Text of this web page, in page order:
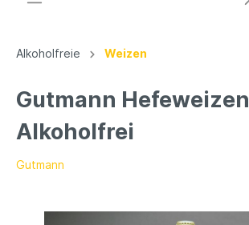
Alkoholfreie Weizen
Gutmann Hefeweizen
Alkoholfrei
Gutmann